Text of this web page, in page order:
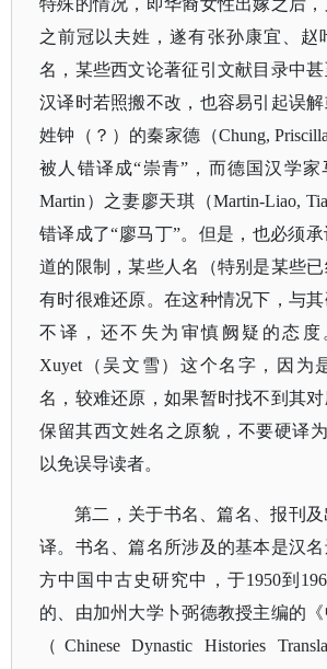
特殊的情况，即华裔女性出嫁之后
之前冠以夫姓，遂有张孙康宜、赵
名，某些西文论著征引文献目录中甚
汉译时若照搬不改，也容易引起误
姓钟（？）的秦家德（Chung,
被人错译成“崇青”，而德国汉学家
Martin）之妻廖天琪（Martin-Liao,
错译成了“廖马丁”。但是，也必须
道的限制，某些人名（特别是某些已
有时很难还原。在这种情况下，与
不译，还不失为审慎阙疑的态度
Xuyet（吴文雪）这个名字，因为
名，较难还原，如果暂时找不到其
保留其西文姓名之原貌，不要硬译为
以免误导读者。
第二，关于书名、篇名、报刊
译。书名、篇名所涉及的基本是汉
方中国中古史研究中，于1950到
的、由加州大学卜弼德教授主编的《
（Chinese Dynastic Histories